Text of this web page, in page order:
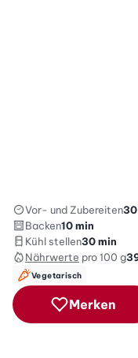
Vor- und Zubereiten30
Backen10 min
Kühl stellen30 min
Nährwerte pro 100 g
Vegetarisch
Merken